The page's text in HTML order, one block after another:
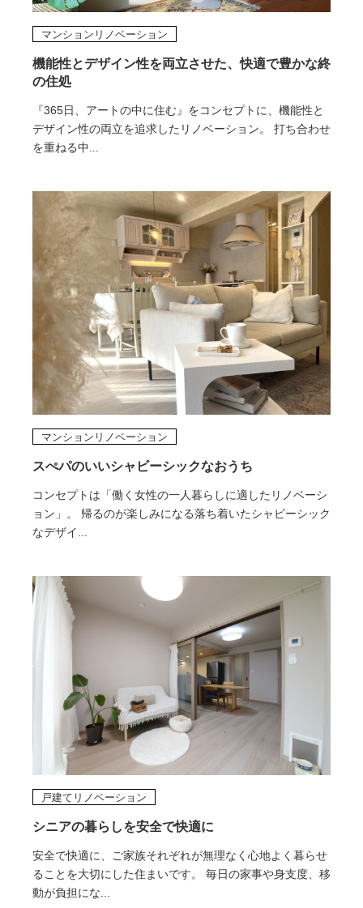
機能性とデザイン性を両立させた、快適で豊かな終
の住処
『365日、アートの中に住む』をコンセプトに、機能性と
デザイン性の両立を追求したリノベーション。 打ち合わせ
を重ねる中...
マンションリノベーション
スぺパのいいシャビーシックなおうち
コンセプトは「働く女性の一人暮らしに適したリノベーシ
ョン」。 帰るのが楽しみになる落ち着いたシャビーシック
なデザイ...
マンションリノベーション
シニアの暮らしを安全で快適に
安全で快適に、ご家族それぞれが無理なく心地よく暮らせ
ることを大切にした住まいです。 毎日の家事や身支度、移
動が負担にな...
戸建てリノベーション